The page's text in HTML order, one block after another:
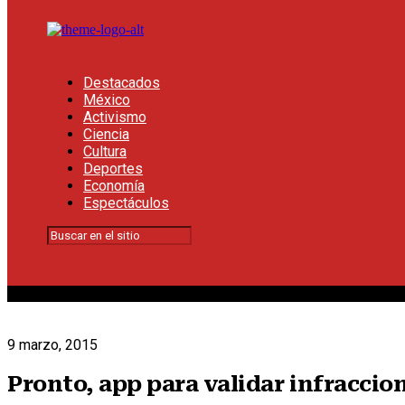
Destacados
México
Activismo
Ciencia
Cultura
Deportes
Economía
Espectáculos
9 marzo, 2015
Pronto, app para validar